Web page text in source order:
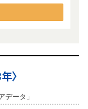
〉
データ」